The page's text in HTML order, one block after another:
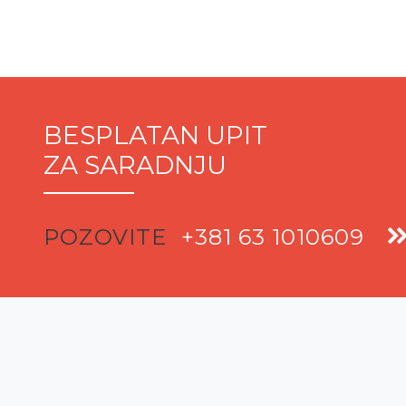
BESPLATAN UPIT
ZA SARADNJU
POZOVITE +381 63 1010609